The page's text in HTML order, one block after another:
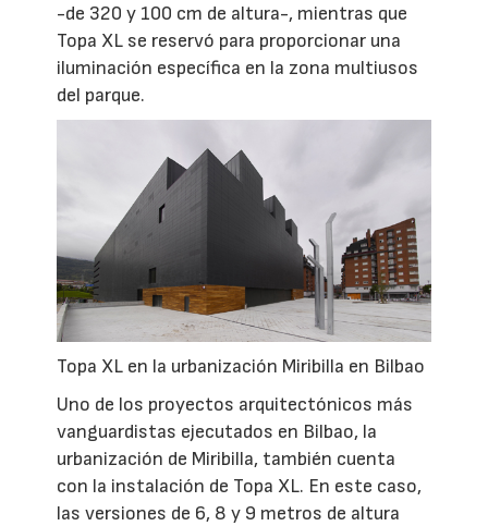
-de 320 y 100 cm de altura-, mientras que
Topa XL se reservó para proporcionar una
iluminación específica en la zona multiusos
del parque.
Topa XL en la urbanización Miribilla en Bilbao
Uno de los proyectos arquitectónicos más
vanguardistas ejecutados en Bilbao, la
urbanización de Miribilla, también cuenta
con la instalación de Topa XL. En este caso,
las versiones de 6, 8 y 9 metros de altura